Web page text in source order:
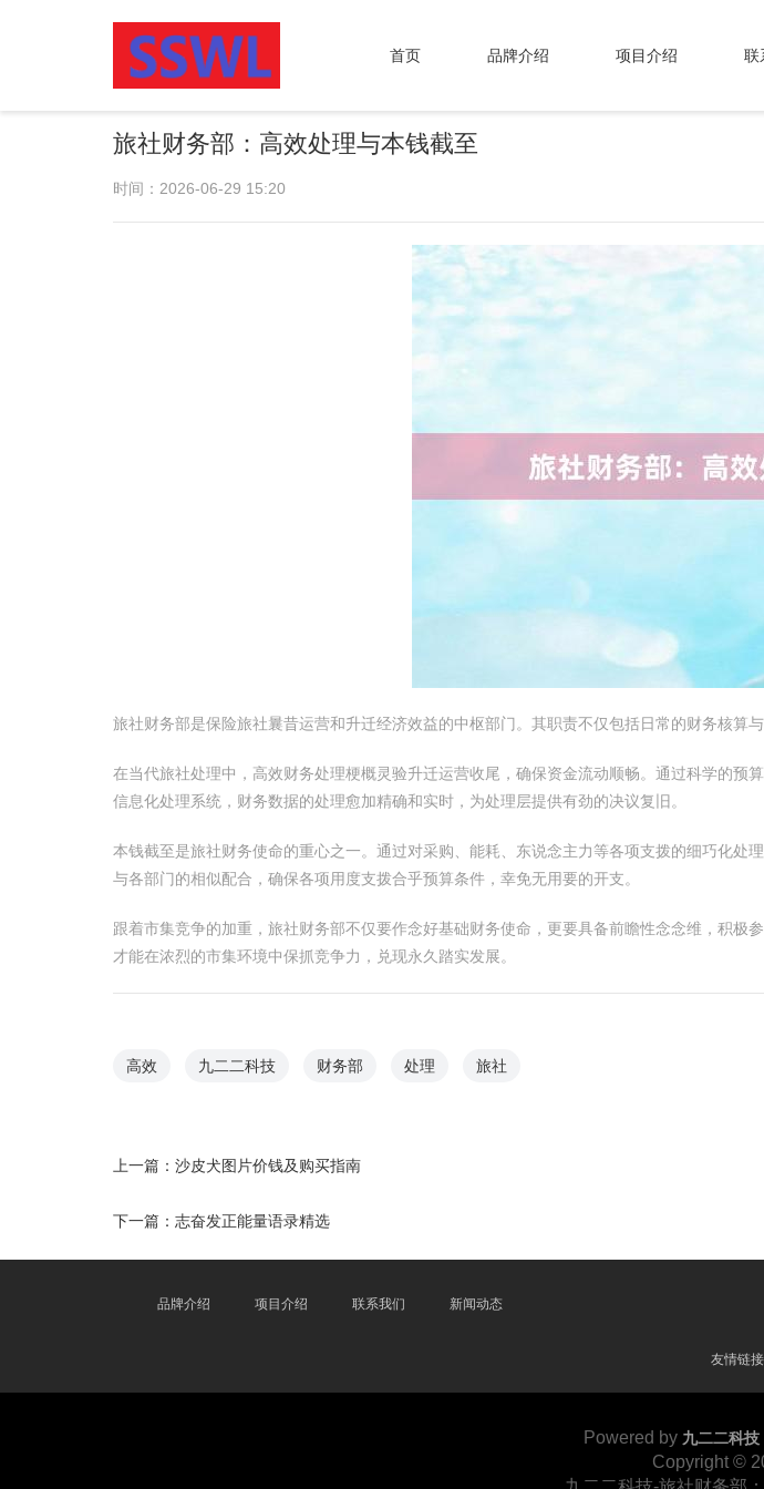
首页 品牌介绍 项目介绍 联
旅社财务部：高效处理与本钱截至
时间：2026-06-29 15:20
旅社财务部是保险旅社曩昔运营和升迁经济效益的中枢部门。其职责不仅包括日常的财务核算
在当代旅社处理中，高效财务处理梗概灵验升迁运营收尾，确保资金流动顺畅。通过科学的
信息化处理系统，财务数据的处理愈加精确和实时，为处理层提供有劲的决议复旧。
本钱截至是旅社财务使命的重心之一。通过对采购、能耗、东说念主力等各项支拨的细巧化处
与各部门的相似配合，确保各项用度支拨合乎预算条件，幸免无用要的开支。
跟着市集竞争的加重，旅社财务部不仅要作念好基础财务使命，更要具备前瞻性念念维，积
才能在浓烈的市集环境中保抓竞争力，兑现永久踏实发展。
高效 九二二科技 财务部 处理 旅社
上一篇： 沙皮犬图片价钱及购买指南
下一篇： 志奋发正能量语录精选
品牌介绍 项目介绍 联系我们 新闻动态
友情链接
Powered by 九二二科技
Copyright ©